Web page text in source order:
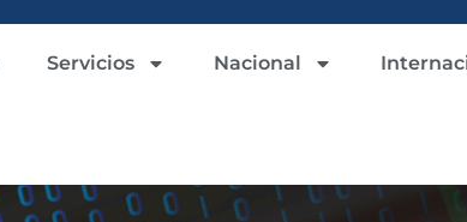
Servicios Nacional